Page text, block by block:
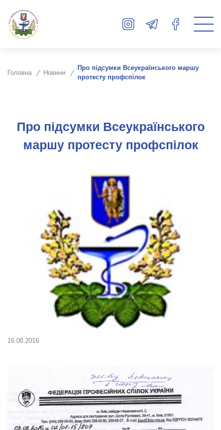
Головна Новини
Про підсумки Всеукраїнського маршу
протесту профспілок
Про підсумки Всеукраїнського
маршу протесту профспілок
16.08.2016